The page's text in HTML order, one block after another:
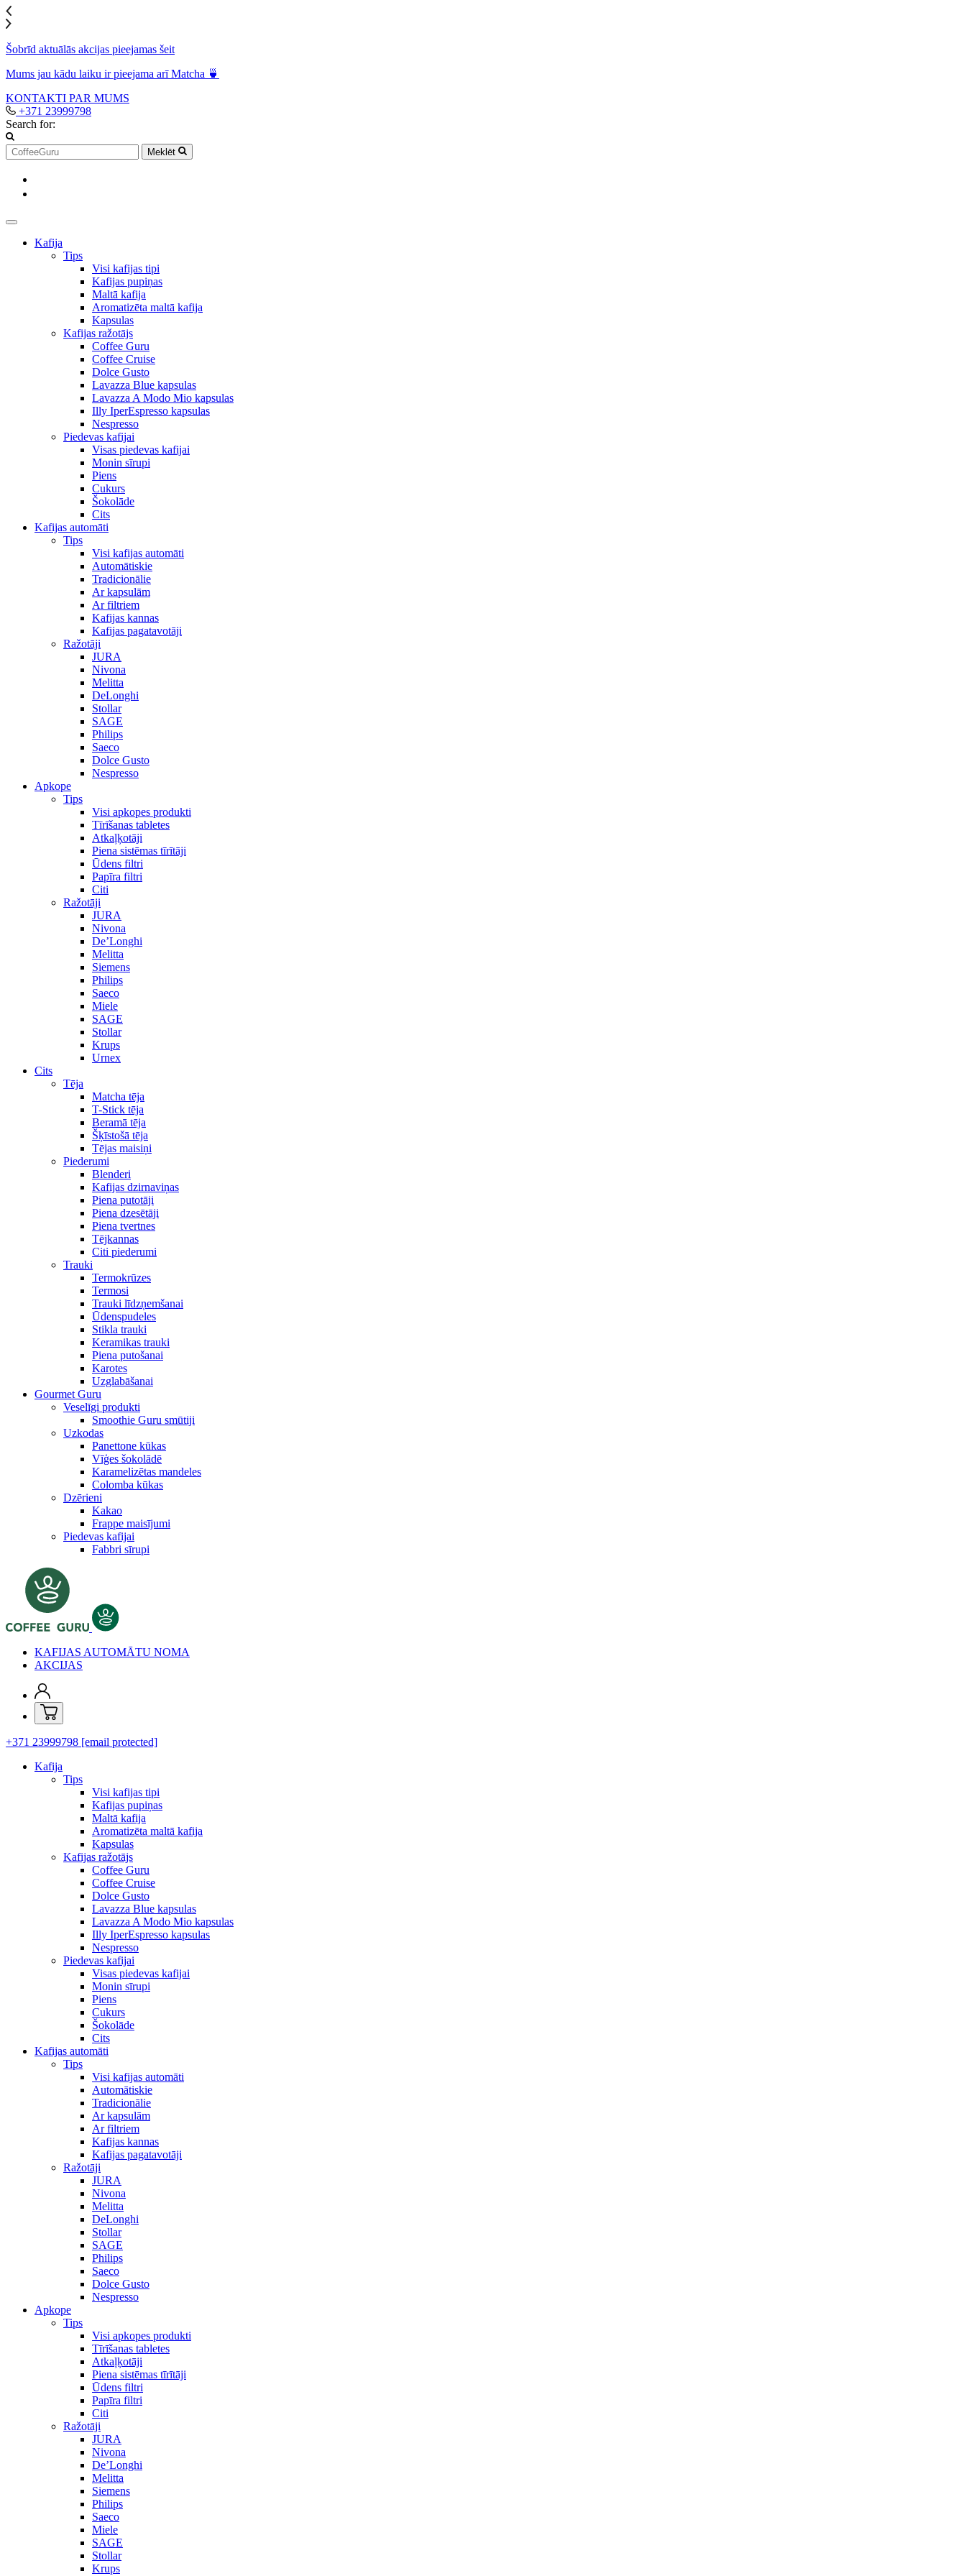
Šobrīd aktuālās akcijas pieejamas šeit
Mums jau kādu laiku ir pieejama arī Matcha 🍵
KONTAKTI PAR MUMS
+371 23999798
Search for:
Meklēt
Kafija
Tips
Visi kafijas tipi
Kafijas pupiņas
Maltā kafija
Aromatizēta maltā kafija
Kapsulas
Kafijas ražotājs
Coffee Guru
Coffee Cruise
Dolce Gusto
Lavazza Blue kapsulas
Lavazza A Modo Mio kapsulas
Illy IperEspresso kapsulas
Nespresso
Piedevas kafijai
Visas piedevas kafijai
Monin sīrupi
Piens
Cukurs
Šokolāde
Cits
Kafijas automāti
Tips
Visi kafijas automāti
Automātiskie
Tradicionālie
Ar kapsulām
Ar filtriem
Kafijas kannas
Kafijas pagatavotāji
Ražotāji
JURA
Nivona
Melitta
DeLonghi
Stollar
SAGE
Philips
Saeco
Dolce Gusto
Nespresso
Apkope
Tips
Visi apkopes produkti
Tīrīšanas tabletes
Atkaļķotāji
Piena sistēmas tīrītāji
Ūdens filtri
Papīra filtri
Citi
Ražotāji
JURA
Nivona
De’Longhi
Melitta
Siemens
Philips
Saeco
Miele
SAGE
Stollar
Krups
Urnex
Cits
Tēja
Matcha tēja
T-Stick tēja
Beramā tēja
Šķīstošā tēja
Tējas maisiņi
Piederumi
Blenderi
Kafijas dzirnaviņas
Piena putotāji
Piena dzesētāji
Piena tvertnes
Tējkannas
Citi piederumi
Trauki
Termokrūzes
Termosi
Trauki līdzņemšanai
Ūdenspudeles
Stikla trauki
Keramikas trauki
Piena putošanai
Karotes
Uzglabāšanai
Gourmet Guru
Veselīgi produkti
Smoothie Guru smūtiji
Uzkodas
Panettone kūkas
Vīģes šokolādē
Karamelizētas mandeles
Colomba kūkas
Dzērieni
Kakao
Frappe maisījumi
Piedevas kafijai
Fabbri sīrupi
KAFIJAS AUTOMĀTU NOMA
AKCIJAS
+371 23999798 [email protected]
Kafija
Tips
Visi kafijas tipi
Kafijas pupiņas
Maltā kafija
Aromatizēta maltā kafija
Kapsulas
Kafijas ražotājs
Coffee Guru
Coffee Cruise
Dolce Gusto
Lavazza Blue kapsulas
Lavazza A Modo Mio kapsulas
Illy IperEspresso kapsulas
Nespresso
Piedevas kafijai
Visas piedevas kafijai
Monin sīrupi
Piens
Cukurs
Šokolāde
Cits
Kafijas automāti
Tips
Visi kafijas automāti
Automātiskie
Tradicionālie
Ar kapsulām
Ar filtriem
Kafijas kannas
Kafijas pagatavotāji
Ražotāji
JURA
Nivona
Melitta
DeLonghi
Stollar
SAGE
Philips
Saeco
Dolce Gusto
Nespresso
Apkope
Tips
Visi apkopes produkti
Tīrīšanas tabletes
Atkaļķotāji
Piena sistēmas tīrītāji
Ūdens filtri
Papīra filtri
Citi
Ražotāji
JURA
Nivona
De’Longhi
Melitta
Siemens
Philips
Saeco
Miele
SAGE
Stollar
Krups